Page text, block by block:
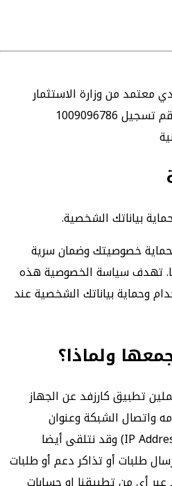
من وزارة الاستثمار
تسجيل 1009096786
بياناتك الشخصية.
خصوصيتك وضمان سرية
تهدف سياسة الخصوصية هذه
وحماية بياناتك الشخصية عند
ولماذا؟
تطبيق كارزفد عن الجهاز
واتصال الشبكة وعنوان
البروتوكول الخاص به (IP Address) وقد نتلقى أيضا
طلبات أو تذاكر دعم أو طلبات